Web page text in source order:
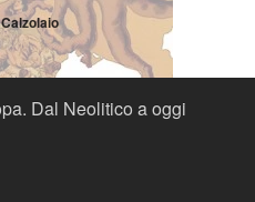
Dal Neolitico a oggi